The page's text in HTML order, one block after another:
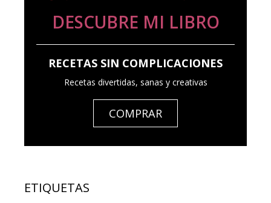
DESCUBRE MI LIBRO
RECETAS SIN COMPLICACIONES
Recetas divertidas, sanas y creativas
COMPRAR
ETIQUETAS